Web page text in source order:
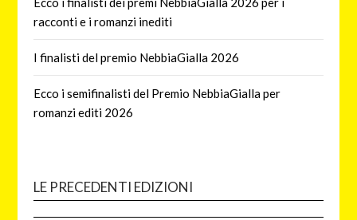
racconti e i romanzi inediti
I finalisti del premio NebbiaGialla 2026
Ecco i semifinalisti del Premio NebbiaGialla per
romanzi editi 2026
LE PRECEDENTI EDIZIONI